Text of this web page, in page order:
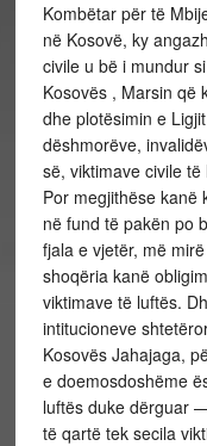
Kombëtar për të
në Kosovë, ky
civile u bë i mundur
Kosovës , Marsin që
dhe plotësimin e
dëshmorëve,
së, viktimave civile
Por megjithëse kanë
në fund të pakën po
fjala e vjetër, më
shoqëria kanë
viktimave të luftës.
intitucioneve
Kosovës Jahajaga,
e doemosdoshëme
luftës duke dërguar
të qartë tek secila